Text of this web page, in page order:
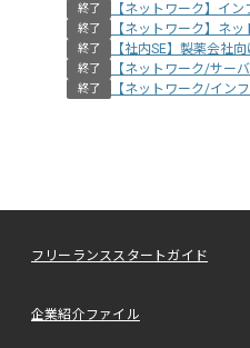
終了 【ネットワーク】イン
終了 【ネットワーク】ネ
終了 【社内SE】製薬会社
終了 【ネットワーク/サー
終了 【ネットワーク/イン
フリーランススタートガイド
企業紹介ファイル